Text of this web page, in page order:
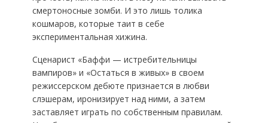
смертоносные зомби. И это лишь толика
кошмаров, которые таит в себе
экспериментальная хижина.
Сценарист «Баффи — истребительницы
вампиров» и «Остаться в живых» в своем
режиссерском дебюте признается в любви
слэшерам, иронизирует над ними, а затем
заставляет играть по собственным правилам.